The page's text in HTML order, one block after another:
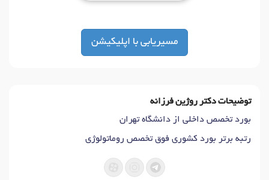
مسیریابی با اپلیکیشن
توضیحات دکتر روژین فرزانه
بورد تخصص داخلی از دانشگاه تهران
رتبه برتر بورد کشوری فوق تخصص روماتولوژی